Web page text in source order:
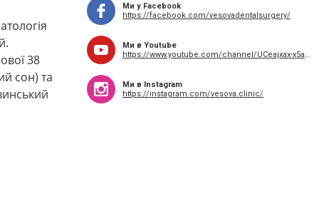
38
сон) та
Ми у Facebook
https://facebook.com/vesovadentalsurgery/
Ми в Youtube
https://www.youtube.com/channel/UCeajxax-x5aventluQOACuQ
Ми в Instagram
https://instagram.com/vesova.clinic/